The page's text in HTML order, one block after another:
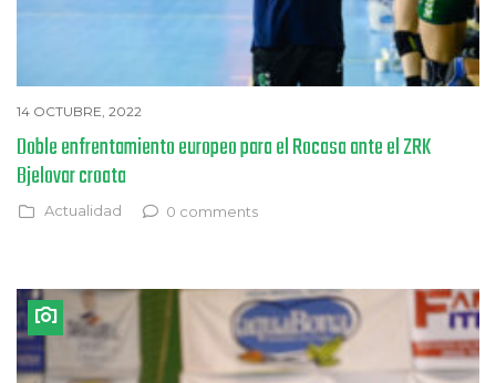
14 OCTUBRE, 2022
Doble enfrentamiento europeo para el Rocasa ante el ZRK
Bjelovar croata
Actualidad 0 comments